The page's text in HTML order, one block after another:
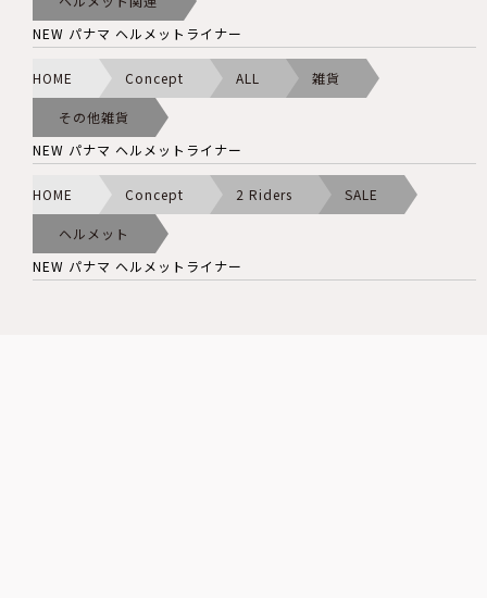
NEW パナマ ヘルメットライナー
HOME Concept ALL 雑貨
その他雑貨
NEW パナマ ヘルメットライナー
HOME Concept 2 Riders SALE
ヘルメット
NEW パナマ ヘルメットライナー